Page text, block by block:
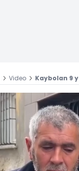
Video Kaybolan 9